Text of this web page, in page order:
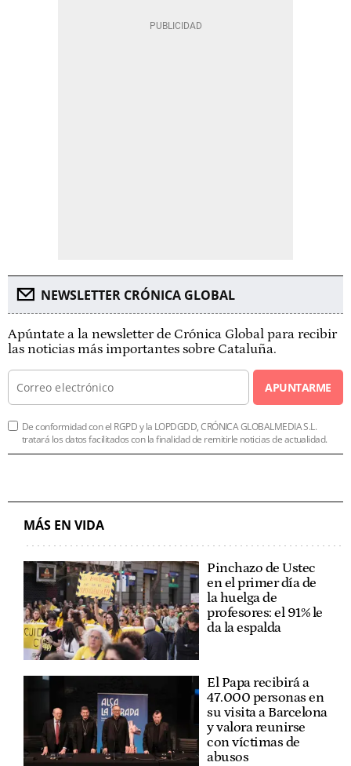
NEWSLETTER CRÓNICA GLOBAL
Apúntate a la newsletter de Crónica Global para recibir
las noticias más importantes sobre Cataluña.
APUNTARME
De conformidad con el RGPD y la LOPDGDD, CRÓNICA GLOBALMEDIA S.L.
tratará los datos facilitados con la finalidad de remitirle noticias de actualidad.
MÁS EN VIDA
Pinchazo de Ustec
en el primer día de
la huelga de
profesores: el 91% le
da la espalda
El Papa recibirá a
47.000 personas en
su visita a Barcelona
y valora reunirse
con víctimas de
abusos